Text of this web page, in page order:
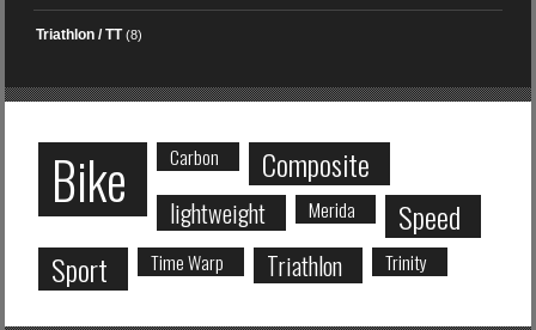
Triathlon / TT (8)
Bike Carbon Composite
lightweight Merida
Speed
Sport
Time Warp Triathlon Trinity